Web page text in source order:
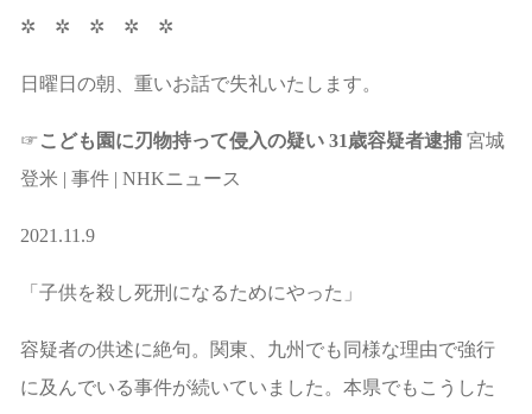
✲ ✲ ✲ ✲ ✲
日曜日の朝、重いお話で失礼いたします。
☞こども園に刃物持って侵入の疑い 31歳容疑者逮捕宮城
登米 | 事件 | NHKニュース
2021.11.9
「子供を殺し死刑になるためにやった」
容疑者の供述に絶句。関東、九州でも同様な理由で強行
に及んでいる事件が続いていました。本県でもこうした